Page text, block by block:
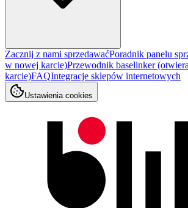
Zacznij z nami sprzedawaćPoradnik panelu
w nowej karcie)Przewodnik baselinker
karcie)FAQIntegracje sklepów internetowych
Ustawienia cookies